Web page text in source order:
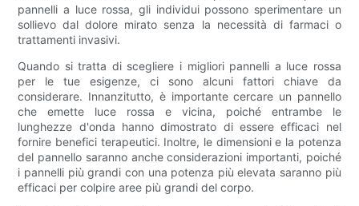
pannelli a luce rossa, gli individui possono sperimentare un
sollievo dal dolore mirato senza la necessità di farmaci o
trattamenti invasivi.
Quando si tratta di scegliere i migliori pannelli a luce rossa
per le tue esigenze, ci sono alcuni fattori chiave da
considerare. Innanzitutto, è importante cercare un pannello
che emette luce rossa e vicina, poiché entrambe le
lunghezze d'onda hanno dimostrato di essere efficaci nel
fornire benefici terapeutici. Inoltre, le dimensioni e la potenza
del pannello saranno anche considerazioni importanti, poiché
i pannelli più grandi con una potenza più elevata saranno più
efficaci per colpire aree più grandi del corpo.